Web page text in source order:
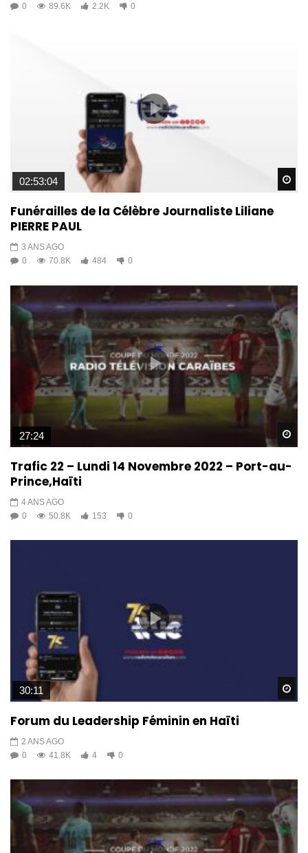
0
89.6K 2.2K 0
02:53:04
Funérailles de la Célèbre Journaliste Liliane
PIERRE PAUL
3 ANS AGO
0
70.8K 484 0
27:24
Trafic 22 – Lundi 14 Novembre 2022 – Port-au-
Prince,Haïti
4 ANS AGO
0
50.8K 153 0
30:11
Forum du Leadership Féminin en Haïti
2 ANS AGO
0
41.8K 4 0